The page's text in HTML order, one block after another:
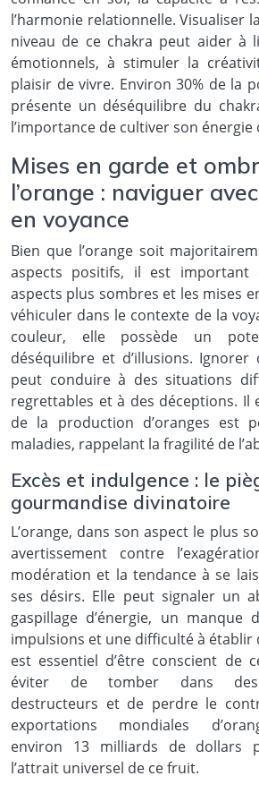
l’harmonie relationnelle. Visualiser
niveau de ce chakra peut aider à
émotionnels, à stimuler la
plaisir de vivre. Environ 30% de la
présente un déséquilibre du
l’importance de cultiver son énergie
Mises en garde et
l’orange : naviguer
en voyance
Bien que l’orange soit
aspects positifs, il est important
aspects plus sombres et les mises
véhiculer dans le contexte de la
couleur, elle possède un
déséquilibre et d’illusions. Ignorer
peut conduire à des situations
regrettables et à des déceptions. Il
de la production d’oranges est
maladies, rappelant la fragilité de
Excès et indulgence : le
gourmandise divinatoire
L’orange, dans son aspect le plus
avertissement contre
modération et la tendance à se
ses désirs. Elle peut signaler un
gaspillage d’énergie, un manque
impulsions et une difficulté à établir
est essentiel d’être conscient de
éviter de tomber dans des
destructeurs et de perdre le
exportations mondiales
environ 13 milliards de dollars
l’attrait universel de ce fruit.